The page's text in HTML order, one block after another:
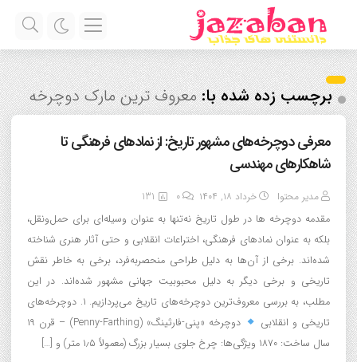
برچسب زده شده با:معروف ترین مارک دوچرخه
معرفی دوچرخه‌های مشهور تاریخ: از نمادهای فرهنگی تا
شاهکارهای مهندسی
مدیر محتوا خرداد ۱۸, ۱۴۰۴ 0
131
مقدمه دوچرخه‌ ها در طول تاریخ نه‌تنها به عنوان وسیله‌ای برای حمل‌ونقل،
بلکه به عنوان نمادهای فرهنگی، اختراعات انقلابی و حتی آثار هنری شناخته
شده‌اند. برخی از آن‌ها به دلیل طراحی منحصربه‌فرد، برخی به خاطر نقش
تاریخی و برخی دیگر به دلیل محبوبیت جهانی مشهور شده‌اند. در این
مطلب، به بررسی معروف‌ترین دوچرخه‌های تاریخ می‌پردازیم. ۱. دوچرخه‌های
تاریخی و انقلابی
دوچرخه «پنی-فارثینگ» (Penny-Farthing) – قرن ۱۹
سال ساخت: ۱۸۷۰ ویژگی‌ها: چرخ جلوی بسیار بزرگ (معمولاً ۱٫۵ متر) و […]